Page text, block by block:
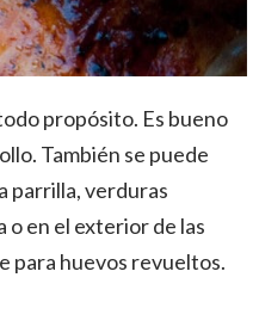
propósito. Es bueno
También se puede
parrilla, verduras
o en el exterior de las
para huevos revueltos.